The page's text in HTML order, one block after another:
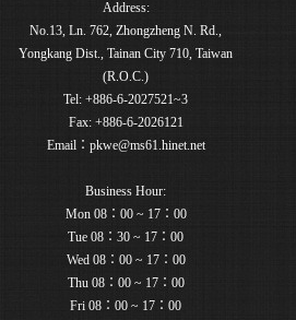
Address:
No.13, Ln. 762, Zhongzheng N. Rd.,
Yongkang Dist., Tainan City 710, Taiwan
(R.O.C.)
Tel: +886-6-2027521~3
Fax: +886-6-2026121
Email：pkwe@ms61.hinet.net
Business Hour:
Mon 08：00 ~ 17：00
Tue 08：30 ~ 17：00
Wed 08：00 ~ 17：00
Thu 08：00 ~ 17：00
Fri 08：00 ~ 17：00